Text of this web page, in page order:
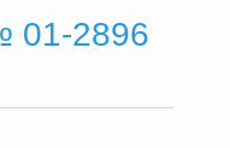
01-2896